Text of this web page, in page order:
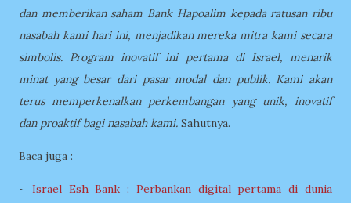
dan memberikan saham Bank Hapoalim kepada ratusan ribu
nasabah kami hari ini, menjadikan mereka mitra kami secara
simbolis. Program inovatif ini pertama di Israel, menarik
minat yang besar dari pasar modal dan publik. Kami akan
terus memperkenalkan perkembangan yang unik, inovatif
dan proaktif bagi nasabah kami. Sahutnya.
Baca juga :
~ Israel Esh Bank : Perbankan digital pertama di dunia